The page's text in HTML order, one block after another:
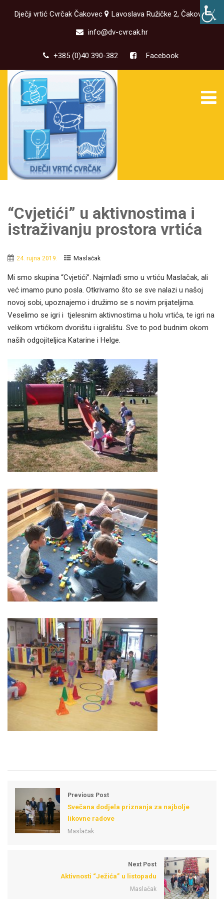
Dječji vrtić Cvrčak Čakovec
Lavoslava Ružičke 2, Čakovec
info@dv-cvrcak.hr
+385 (0)40 390-382 Facebook
“Cvjetići” u aktivnostima i
istraživanju prostora vrtića
24. rujna 2019. Maslačak
Mi smo skupina “Cvjetići”. Najmlađi smo u vrtiću Maslačak, ali
već imamo puno posla. Otkrivamo što se sve nalazi u našoj
novoj sobi, upoznajemo i družimo se s novim prijateljima.
Veselimo se igri i tjelesnim aktivnostima u holu vrtića, te igri na
velikom vrtićkom dvorištu i igralištu. Sve to pod budnim okom
naših odgojiteljica Katarine i Helge.
Previous Post
Svečana dodjela priznanja za najbolje
likovne radove
Maslačak
Next Post
Aktivnosti “Ježića” u listopadu
Maslačak